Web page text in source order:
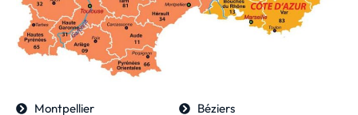
Montpellier
Béziers